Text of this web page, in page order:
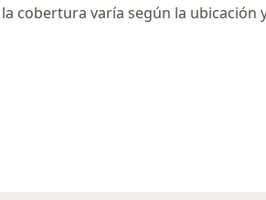
cobertura varía según la ubicación